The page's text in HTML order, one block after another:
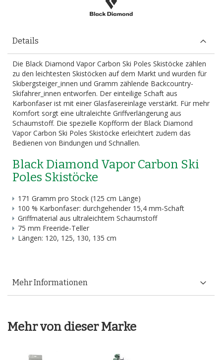
Details
Die Black Diamond Vapor Carbon Ski Poles Skistöcke zählen
zu den leichtesten Skistöcken auf dem Markt und wurden für
Skibergsteiger_innen und Gramm zählende Backcountry-
Skifahrer_innen entworfen. Der einteilige Schaft aus
Karbonfaser ist mit einer Glasfasereinlage verstärkt. Für mehr
Komfort sorgt eine ultraleichte Griffverlängerung aus
Schaumstoff. Die spezielle Kopfform der Black Diamond
Vapor Carbon Ski Poles Skistöcke erleichtert zudem das
Bedienen von Bindungen und Schnallen.
Black Diamond Vapor Carbon Ski
Poles Skistöcke
171 Gramm pro Stock (125 cm Länge)
100 % Karbonfaser: durchgehender 15,4 mm-Schaft
Griffmaterial aus ultraleichtem Schaumstoff
75 mm Freeride-Teller
Längen: 120, 125, 130, 135 cm
Mehr Informationen
Mehr von dieser Marke